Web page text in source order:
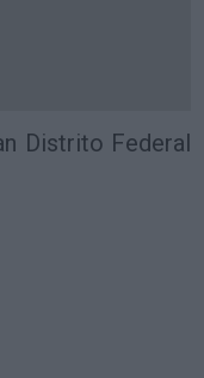
Distrito Federal